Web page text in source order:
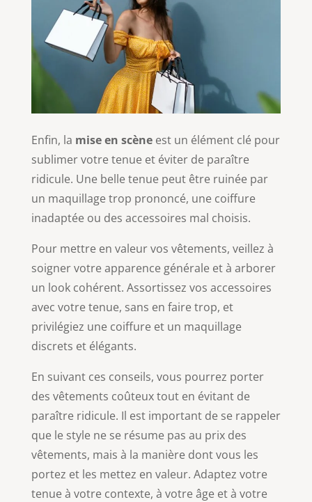
Enfin, la mise en scèneest un élément clé pour
sublimer votre tenue et éviter de paraître
ridicule. Une belle tenue peut être ruinée par
un maquillage trop prononcé, une coiffure
inadaptée ou des accessoires mal choisis.
Pour mettre en valeur vos vêtements, veillez à
soigner votre apparence générale et à arborer
un look cohérent. Assortissez vos accessoires
avec votre tenue, sans en faire trop, et
privilégiez une coiffure et un maquillage
discrets et élégants.
En suivant ces conseils, vous pourrez porter
des vêtements coûteux tout en évitant de
paraître ridicule. Il est important de se rappeler
que le style ne se résume pas au prix des
vêtements, mais à la manière dont vous les
portez et les mettez en valeur. Adaptez votre
tenue à votre contexte, à votre âge et à votre